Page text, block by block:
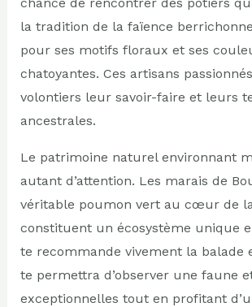
la tradition de la faïence
pour ses motifs floraux et ses
chatoyantes. Ces artisans
volontiers leur savoir-faire et leurs
ancestrales.
Le patrimoine naturel environnant
autant d’attention. Les marais de
véritable poumon vert au cœur de
constituent un écosystème unique
te recommande vivement la balade
te permettra d’observer une faune
exceptionnelles tout en profitant